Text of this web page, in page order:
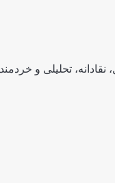
تحلیلی و